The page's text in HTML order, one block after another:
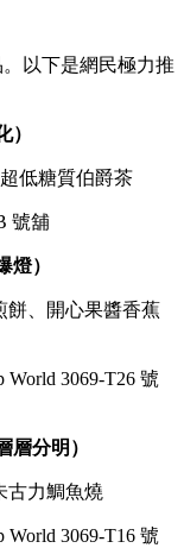
以下是網民極力推
）
低糖質伯爵茶
號舖
燈）
餅、開心果醬香蕉
World 3069-T26 號
層分明）
古力鯛魚燒
World 3069-T16 號